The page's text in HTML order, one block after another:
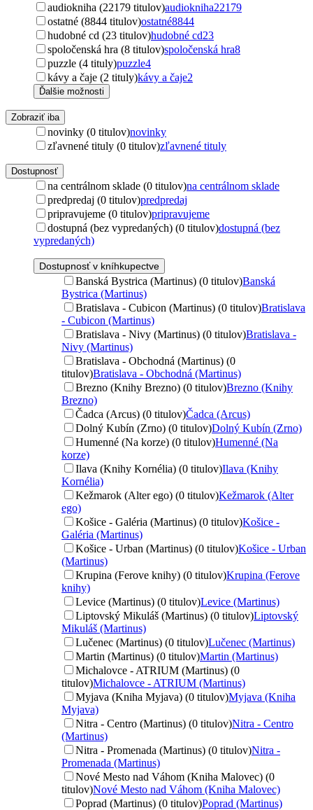
audiokniha (22179 titulov)audiokniha22179
ostatné (8844 titulov)ostatné8844
hudobné cd (23 titulov)hudobné cd23
spoločenská hra (8 titulov)spoločenská hra8
puzzle (4 tituly)puzzle4
kávy a čaje (2 tituly)kávy a čaje2
Ďalšie možnosti
Zobraziť iba
novinky (0 titulov)novinky
zľavnené tituly (0 titulov)zľavnené tituly
Dostupnosť
na centrálnom sklade (0 titulov)na centrálnom sklade
predpredaj (0 titulov)predpredaj
pripravujeme (0 titulov)pripravujeme
dostupná (bez vypredaných) (0 titulov)dostupná (bez
vypredaných)
Dostupnosť v kníhkupectve
Banská Bystrica (Martinus) (0 titulov)Banská
Bystrica (Martinus)
Bratislava - Cubicon (Martinus) (0 titulov)Bratislava
- Cubicon (Martinus)
Bratislava - Nivy (Martinus) (0 titulov)Bratislava -
Nivy (Martinus)
Bratislava - Obchodná (Martinus) (0
titulov)Bratislava - Obchodná (Martinus)
Brezno (Knihy Brezno) (0 titulov)Brezno (Knihy
Brezno)
Čadca (Arcus) (0 titulov)Čadca (Arcus)
Dolný Kubín (Zrno) (0 titulov)Dolný Kubín (Zrno)
Humenné (Na korze) (0 titulov)Humenné (Na
korze)
Ilava (Knihy Kornélia) (0 titulov)Ilava (Knihy
Kornélia)
Kežmarok (Alter ego) (0 titulov)Kežmarok (Alter
ego)
Košice - Galéria (Martinus) (0 titulov)Košice -
Galéria (Martinus)
Košice - Urban (Martinus) (0 titulov)Košice - Urban
(Martinus)
Krupina (Ferove knihy) (0 titulov)Krupina (Ferove
knihy)
Levice (Martinus) (0 titulov)Levice (Martinus)
Liptovský Mikuláš (Martinus) (0 titulov)Liptovský
Mikuláš (Martinus)
Lučenec (Martinus) (0 titulov)Lučenec (Martinus)
Martin (Martinus) (0 titulov)Martin (Martinus)
Michalovce - ATRIUM (Martinus) (0
titulov)Michalovce - ATRIUM (Martinus)
Myjava (Kniha Myjava) (0 titulov)Myjava (Kniha
Myjava)
Nitra - Centro (Martinus) (0 titulov)Nitra - Centro
(Martinus)
Nitra - Promenada (Martinus) (0 titulov)Nitra -
Promenada (Martinus)
Nové Mesto nad Váhom (Kniha Malovec) (0
titulov)Nové Mesto nad Váhom (Kniha Malovec)
Poprad (Martinus) (0 titulov)Poprad (Martinus)